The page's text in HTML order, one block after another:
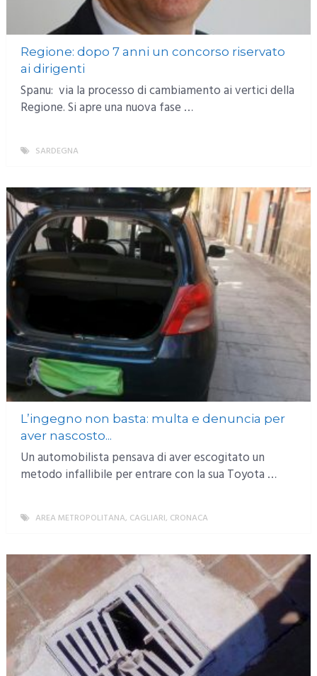
Regione: dopo 7 anni un concorso riservato
ai dirigenti
Spanu: via la processo di cambiamento ai vertici della
Regione. Si apre una nuova fase …
SARDEGNA
L’ingegno non basta: multa e denuncia per
aver nascosto...
Un automobilista pensava di aver escogitato un
metodo infallibile per entrare con la sua Toyota …
AREA METROPOLITANA, CAGLIARI, CRONACA